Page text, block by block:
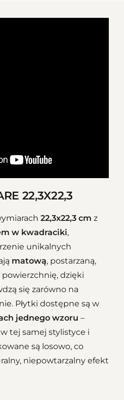
22,3X22,3
22,3x22,3 cm z
w kwadraciki,
unikalnych
matową, postarzaną,
powierzchnię, dzięki
się zarówno na
Płytki dostępne są w
jednego wzoru –
tej samej stylistyce i
są losowo, co
niepowtarzalny efekt